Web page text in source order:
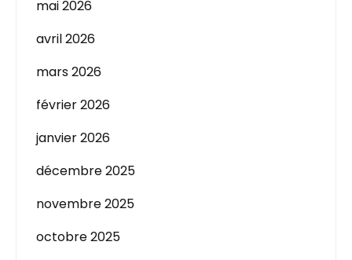
mai 2026
avril 2026
mars 2026
février 2026
janvier 2026
décembre 2025
novembre 2025
octobre 2025